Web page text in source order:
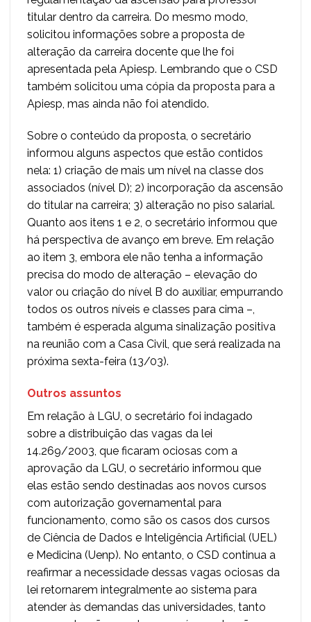
titular dentro da carreira. Do mesmo modo,
solicitou informações sobre a proposta de
alteração da carreira docente que lhe foi
apresentada pela Apiesp. Lembrando que o CSD
também solicitou uma cópia da proposta para a
Apiesp, mas ainda não foi atendido.
Sobre o conteúdo da proposta, o secretário
informou alguns aspectos que estão contidos
nela: 1) criação de mais um nível na classe dos
associados (nível D); 2) incorporação da ascensão
do titular na carreira; 3) alteração no piso salarial.
Quanto aos itens 1 e 2, o secretário informou que
há perspectiva de avanço em breve. Em relação
ao item 3, embora ele não tenha a informação
precisa do modo de alteração – elevação do
valor ou criação do nível B do auxiliar, empurrando
todos os outros níveis e classes para cima –,
também é esperada alguma sinalização positiva
na reunião com a Casa Civil, que será realizada na
próxima sexta-feira (13/03).
Outros assuntos
Em relação à LGU, o secretário foi indagado
sobre a distribuição das vagas da lei
14.269/2003, que ficaram ociosas com a
aprovação da LGU, o secretário informou que
elas estão sendo destinadas aos novos cursos
com autorização governamental para
funcionamento, como são os casos dos cursos
de Ciência de Dados e Inteligência Artificial (UEL)
e Medicina (Uenp). No entanto, o CSD continua a
reafirmar a necessidade dessas vagas ociosas da
lei retornarem integralmente ao sistema para
atender às demandas das universidades, tanto